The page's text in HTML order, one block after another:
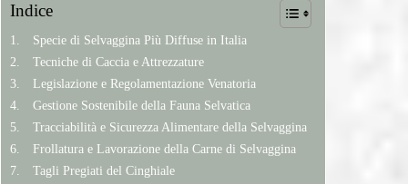
Indice
Specie di Selvaggina Più Diffuse in Italia
Tecniche di Caccia e Attrezzature
Legislazione e Regolamentazione Venatoria
Gestione Sostenibile della Fauna Selvatica
Tracciabilità e Sicurezza Alimentare della Selvaggina
Frollatura e Lavorazione della Carne di Selvaggina
Tagli Pregiati del Cinghiale